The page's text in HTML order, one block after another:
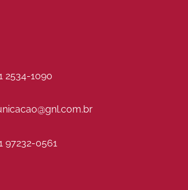
2534-1090
97232-0561